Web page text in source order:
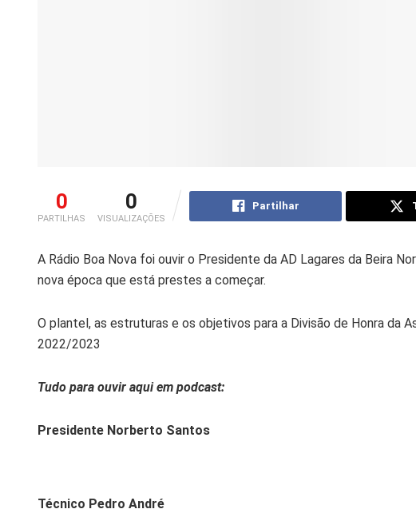
0
PARTILHAS
0
VISUALIZAÇÕES
Partilhar
A Rádio Boa Nova foi ouvir o Presidente da AD Lagares da Beira
nova época que está prestes a começar.
O plantel, as estruturas e os objetivos para a Divisão de Honra da
2022/2023
Tudo para ouvir aqui em podcast:
Presidente Norberto Santos
Técnico Pedro André